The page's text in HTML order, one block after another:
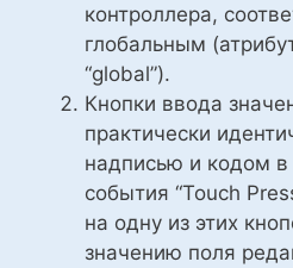
контроллера,
глобальным
“global”).
Кнопки ввода
практически
надписью и кодом в
события “Touch
на одну из этих
значению поля